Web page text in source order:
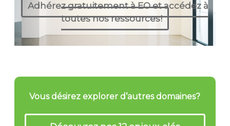
Adhérez gratuitement à EO et accédez à
toutes nos ressources!
Vous désirez explorer d’autres domaines?